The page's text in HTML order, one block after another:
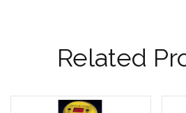
Related